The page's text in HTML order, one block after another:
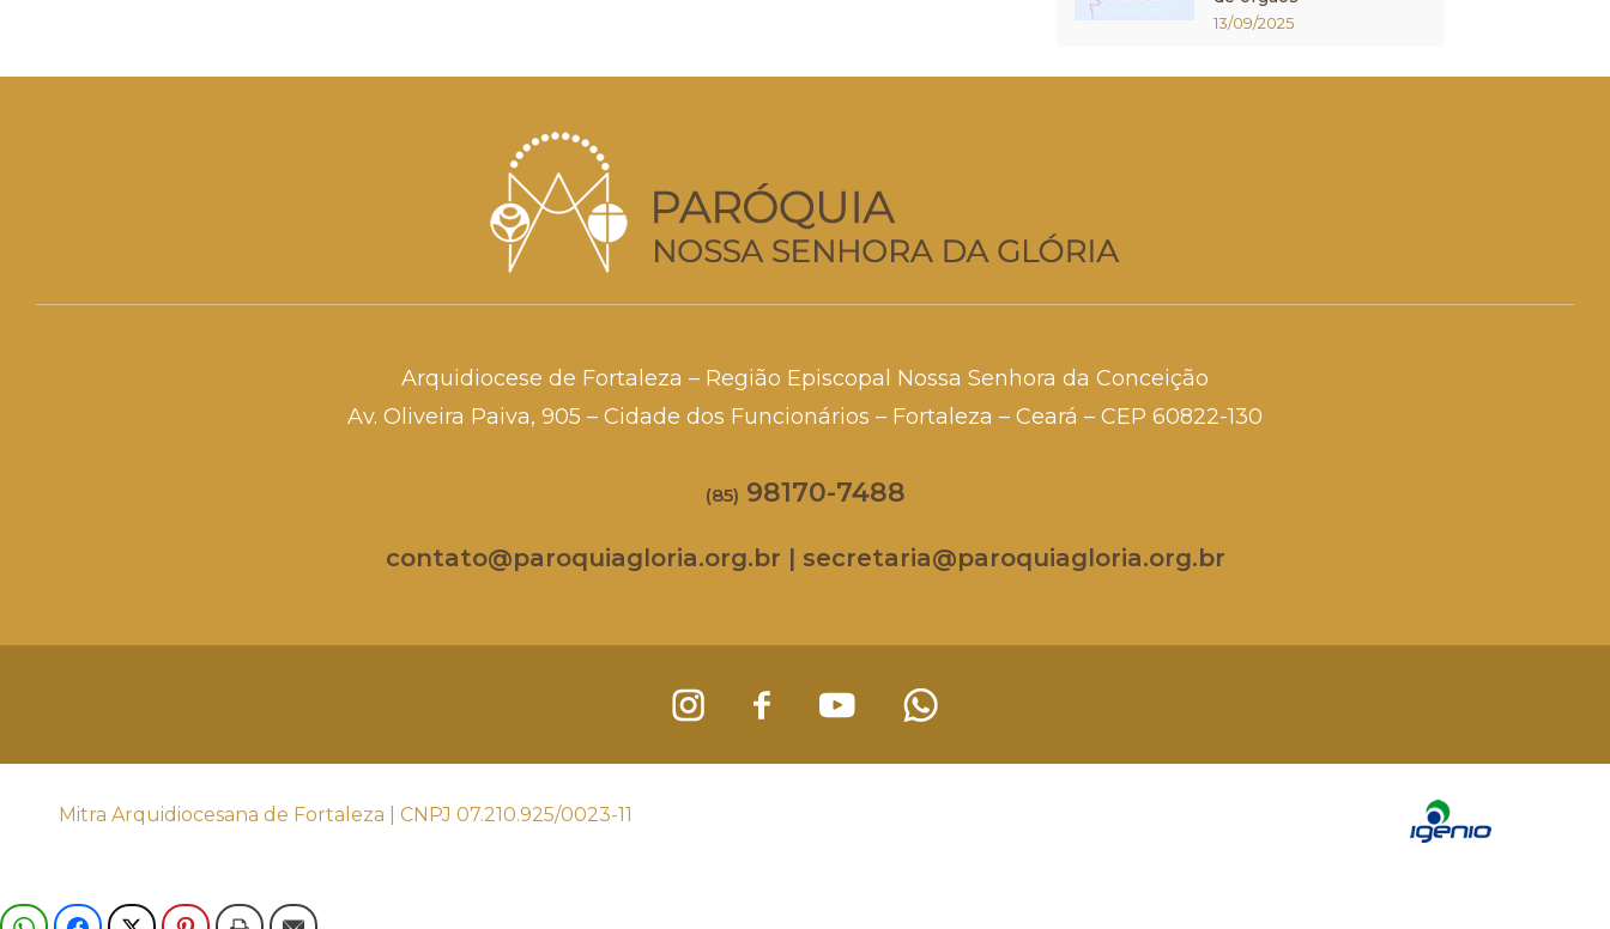
13/09/2025
Arquidiocese de Fortaleza – Região Episcopal Nossa Senhora da Conceição
Av. Oliveira Paiva, 905 – Cidade dos Funcionários – Fortaleza – Ceará – CEP 60822-130
(85) 98170-7488
contato@paroquiagloria.org.br | secretaria@paroquiagloria.org.br
Mitra Arquidiocesana de Fortaleza | CNPJ 07.210.925/0023-11